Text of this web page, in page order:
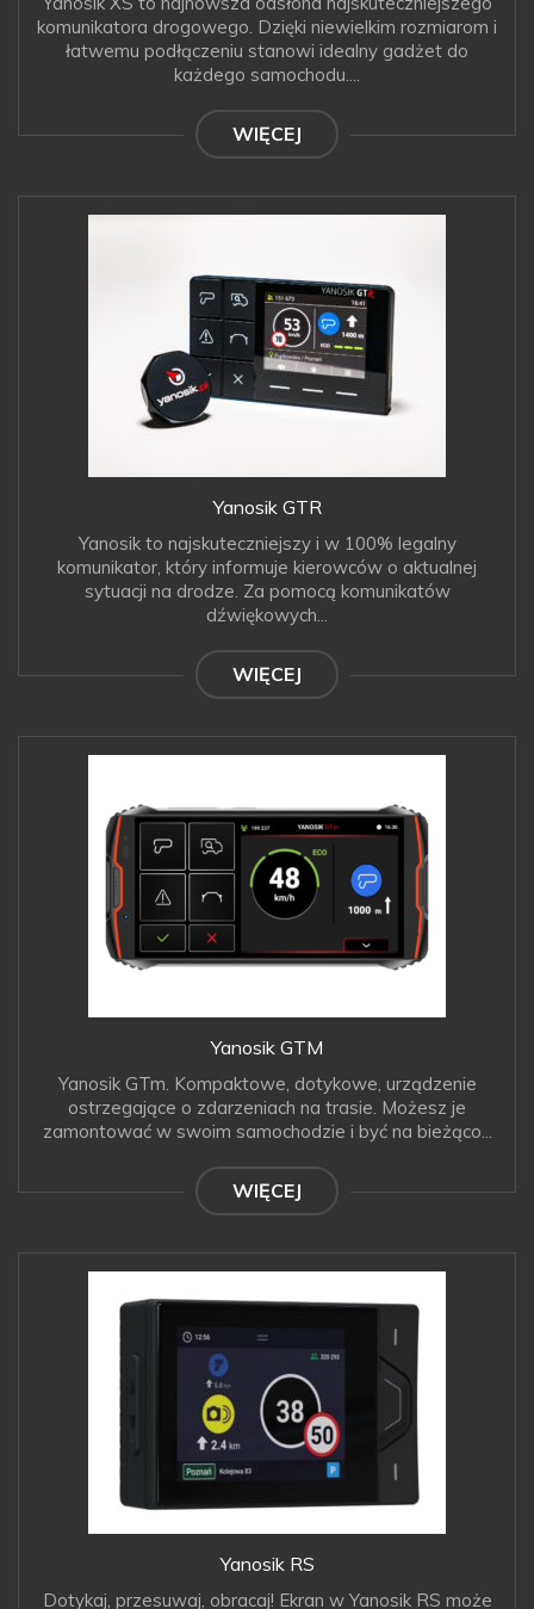
komunikatora drogowego. Dzięki niewielkim rozmiarom i
łatwemu podłączeniu stanowi idealny gadżet do
każdego samochodu....
WIĘCEJ
Yanosik GTR
Yanosik to najskuteczniejszy i w 100% legalny
komunikator, który informuje kierowców o aktualnej
sytuacji na drodze. Za pomocą komunikatów
dźwiękowych...
WIĘCEJ
Yanosik GTM
Yanosik GTm. Kompaktowe, dotykowe, urządzenie
ostrzegające o zdarzeniach na trasie. Możesz je
zamontować w swoim samochodzie i być na bieżąco...
WIĘCEJ
Yanosik RS
Dotykaj, przesuwaj, obracaj! Ekran w Yanosik RS może